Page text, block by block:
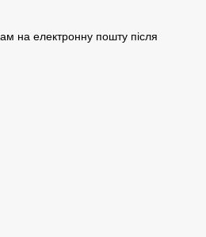
на електронну пошту після